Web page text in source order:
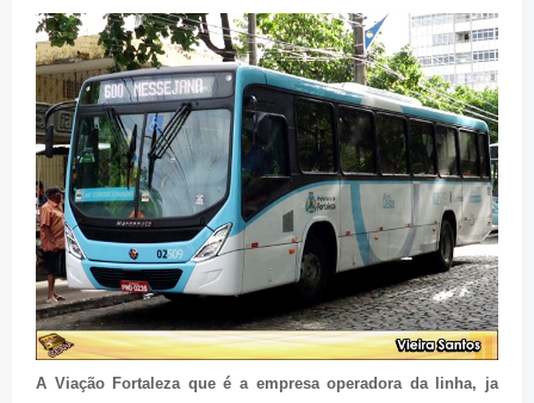
A Viação Fortaleza que é a empresa operadora da linha, ja